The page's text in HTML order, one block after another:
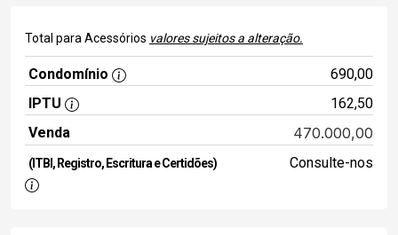
Total para Acessórios valores sujeitos a alteração.
Condomínio
690,00
IPTU
162,50
Venda
470.000,00
(ITBI, Registro, Escritura e Certidões) Consulte-nos